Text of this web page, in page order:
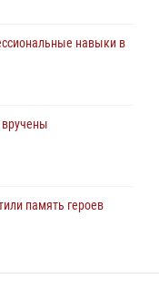
роли физической
навыки в
память героев